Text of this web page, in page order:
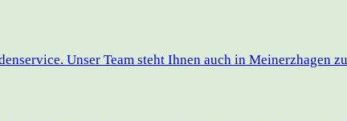
Unser Team steht Ihnen auch in Meinerzhagen